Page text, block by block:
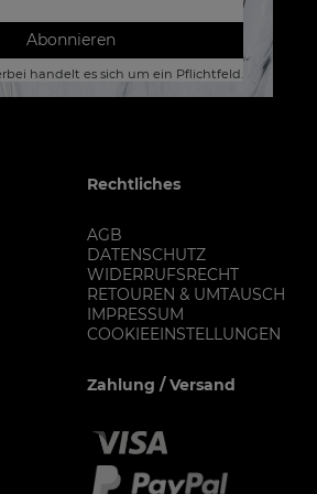
Abonnieren
handelt es sich um ein Pflichtfeld.
Rechtliches
AGB
DATENSCHUTZ
WIDERRUFSRECHT
RETOUREN & UMTAUSCH
IMPRESSUM
COOKIEEINSTELLUNGEN
Zahlung / Versand